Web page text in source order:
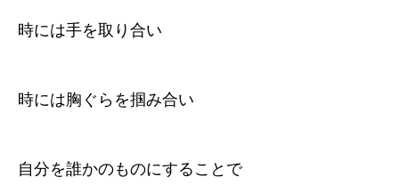
時には手を取り合い
時には胸ぐらを掴み合い
自分を誰かのものにすることで